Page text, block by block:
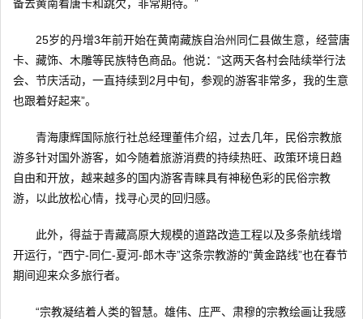
备去黄南看唐卡和跳欠，非常期待。”
25岁的丹增3年前开始在黄南藏族自治州同仁县做生意，经营唐
卡、藏饰、木雕等民族特色商品。他说：“这两天各村会陆续举行法
会、节庆活动，一直持续到2月中旬，参观的游客非常多，我的生意
也跟着好起来”。
青海康辉国际旅行社总经理董伟介绍，过去几年，民俗宗教旅
游多针对国外游客，如今随着旅游消费的持续热旺、政策环境日趋
自由和开放，越来越多的国内游客青睐具有神秘色彩的民俗宗教
游，以此放松心情，找寻心灵的回归感。
此外，得益于青藏高原大规模的道路改造工程以及多条航线增
开运行，“西宁-同仁-夏河-郎木寺”这条宗教游的“黄金路线”也在春节
期间迎来众多旅行者。
“宗教凝结着人类的智慧。雄伟、庄严、肃穆的宗教绘画让我感